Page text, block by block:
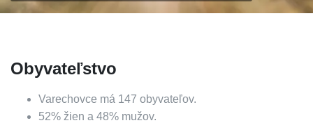
Obyvateľstvo
Varechovce má 147 obyvateľov.
52% žien a 48% mužov.